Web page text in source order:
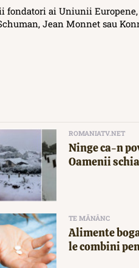
fondatori ai Uniunii
Jean Monnet sau
ROMANIATV.NET
Ninge ca-n
Oamenii
TE MĂNÂNC
Alimente
le combini